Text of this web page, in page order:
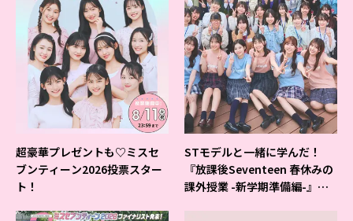
超豪華プレゼントも♡ミスセ
ブンティーン2026投票スター
ト！
STモデルと一緒に学んだ！
『放課後Seventeen 春休みの
課外授業 -新学期準備編-』イ